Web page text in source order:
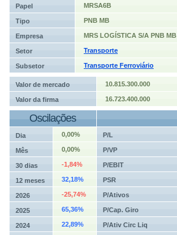
Papel MRSA6B
Tipo PNB MB
Empresa MRS LOGÍSTICA S/A PNB MB
Setor Transporte
Subsetor Transporte Ferroviário
Valor de mercado 10.815.300.000
Valor da firma 16.723.400.000
Oscilações
Dia 0,00% P/L
Mês 0,00% P/VP
30 dias -1,84% P/EBIT
12 meses 32,18% PSR
2026 -25,74% P/Ativos
2025 65,36% P/Cap. Giro
2024 22,89% P/Ativ Circ Liq